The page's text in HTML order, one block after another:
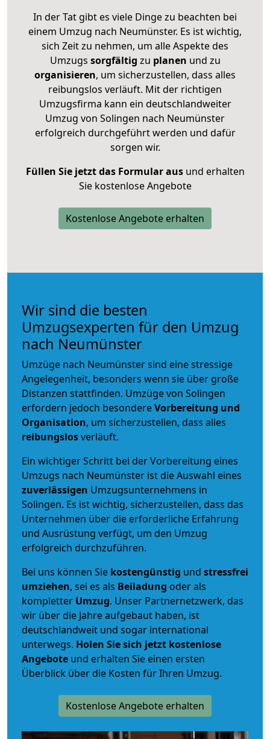
In der Tat gibt es viele Dinge zu beachten bei
einem Umzug nach Neumünster. Es ist wichtig,
sich Zeit zu nehmen, um alle Aspekte des
Umzugs sorgfältig zu planen und zu
organisieren, um sicherzustellen, dass alles
reibungslos verläuft. Mit der richtigen
Umzugsfirma kann ein deutschlandweiter
Umzug von Solingen nach Neumünster
erfolgreich durchgeführt werden und dafür
sorgen wir.
Füllen Sie jetzt das Formular ausund erhalten
Sie kostenlose Angebote
Kostenlose Angebote erhalten
Wir sind die besten
Umzugsexperten für den Umzug
nach Neumünster
Umzüge nach Neumünster sind eine stressige
Angelegenheit, besonders wenn sie über große
Distanzen stattfinden. Umzüge von Solingen
erfordern jedoch besondereVorbereitung und
Organisation, um sicherzustellen, dass alles
reibungslosverläuft.
Ein wichtiger Schritt bei der Vorbereitung eines
Umzugs nach Neumünster ist die Auswahl eines
zuverlässigen Umzugsunternehmens in
Solingen. Es ist wichtig, sicherzustellen, dass das
Unternehmen über die erforderliche Erfahrung
und Ausrüstung verfügt, um den Umzug
erfolgreich durchzuführen.
Bei uns können Sie kostengünstig und stressfrei
umziehen, sei es als Beiladung oder als
kompletter Umzug. Unser Partnernetzwerk, das
wir über die Jahre aufgebaut haben, ist
deutschlandweit und sogar international
unterwegs. Holen Sie sich jetzt kostenlose
Angebote und erhalten Sie einen ersten
Überblick über die Kosten für Ihren Umzug.
Kostenlose Angebote erhalten